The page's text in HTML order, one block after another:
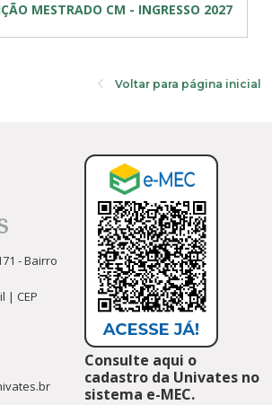
MESTRADO CM - INGRESSO 2027
Voltar para página inicial
- Bairro
| CEP
Consulte aqui o
cadastro da Univates no
sistema e-MEC.